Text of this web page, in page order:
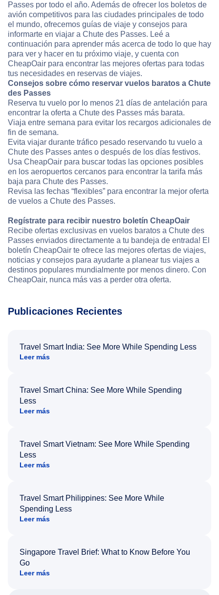
Passes por todo el año. Además de ofrecer los boletos de
avión competitivos para las ciudades principales de todo
el mundo, ofrecemos guías de viaje y consejos para
informarte en viajar a Chute des Passes. Leé a
continuación para aprender más acerca de todo lo que hay
para ver y hacer en tu próximo viaje, y cuenta con
CheapOair para encontrar las mejores ofertas para todas
tus necesidades en reservas de viajes.
Consejos sobre cómo reservar vuelos baratos a Chute
des Passes
Reserva tu vuelo por lo menos 21 días de antelación para
encontrar la oferta a Chute des Passes más barata.
Viaja entre semana para evitar los recargos adicionales de
fin de semana.
Evita viajar durante tráfico pesado reservando tu vuelo a
Chute des Passes antes o después de los días festivos.
Usa CheapOair para buscar todas las opciones posibles
en los aeropuertos cercanos para encontrar la tarifa más
baja para Chute des Passes.
Revisa las fechas “flexibles” para encontrar la mejor oferta
de vuelos a Chute des Passes.
Regístrate para recibir nuestro boletín CheapOair
Recibe ofertas exclusivas en vuelos baratos a Chute des
Passes enviados directamente a tu bandeja de entrada! El
boletín CheapOair te ofrece las mejores ofertas de viajes,
noticias y consejos para ayudarte a planear tus viajes a
destinos populares mundialmente por menos dinero. Con
CheapOair, nunca más vas a perder otra oferta.
Publicaciones Recientes
Travel Smart India: See More While Spending Less
Leer más
Travel Smart China: See More While Spending
Less
Leer más
Travel Smart Vietnam: See More While Spending
Less
Leer más
Travel Smart Philippines: See More While
Spending Less
Leer más
Singapore Travel Brief: What to Know Before You
Go
Leer más